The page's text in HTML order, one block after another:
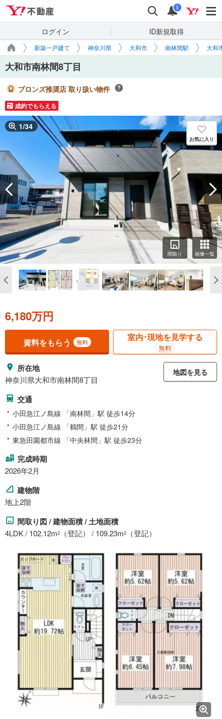
検索 通知
i
ログイン ID新規取得
新築一戸建て 神奈川県 大和市 南林間駅 大和
大和市南林間8丁目
ブロンズ推奨店 取り扱い物件
成約でもらえる
1/34
お気に入り
間取り 画像一覧
6,180万円
資料をもらう 無料 室内･現地を見学する
無料
所在地
神奈川県大和市南林間8丁目
地図を見る
交通
小田急江ノ島線 「南林間」駅 徒歩14分
小田急江ノ島線 「鶴間」駅 徒歩21分
東急田園都市線 「中央林間」駅 徒歩23分
完成時期
2026年2月
建物階
地上2階
間取り図 / 建物面積 / 土地面積
4LDK / 102.12m2 （登記） / 109.23m2 （登記）